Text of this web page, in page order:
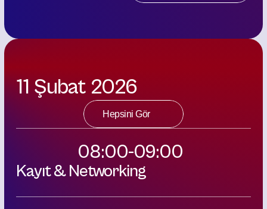
11 Şubat 2026
Hepsini Gör
08:00-09:00
Kayıt & Networking